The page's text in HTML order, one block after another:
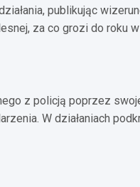
publikując
za co grozi do roku
z policją poprzez
W działaniach